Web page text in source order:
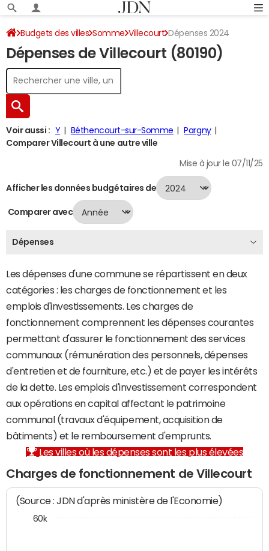
Budgets des villes Somme Villecourt Dépenses 2024
Dépenses de Villecourt (80190)
Voir aussi : Y Béthencourt-sur-Somme
Pargny
Comparer Villecourt à une autre ville
Mise à jour le 07/11/25
Afficher les données budgétaires de
Comparer avec
Dépenses
Les dépenses d'une commune se répartissent en deux
catégories : les charges de fonctionnement et les
emplois d'investissements. Les charges de
fonctionnement comprennent les dépenses courantes
permettant d'assurer le fonctionnement des services
communaux (rémunération des personnels, dépenses
d'entretien et de fourniture, etc.) et de payer les intérêts
de la dette. Les emplois d'investissement correspondent
aux opérations en capital affectant le patrimoine
communal (travaux d'équipement, acquisition de
bâtiments) et le remboursement d'emprunts.
Les villes où les dépenses sont les plus élevées
Charges de fonctionnement de Villecourt
(Source : JDN d'après ministère de l'Economie)
60k